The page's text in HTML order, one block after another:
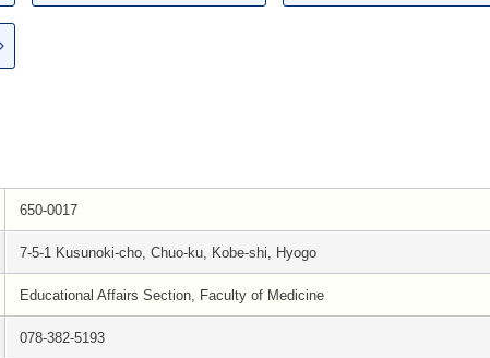
650-0017
7-5-1 Kusunoki-cho, Chuo-ku, Kobe-shi, Hyogo
Educational Affairs Section, Faculty of Medicine
078-382-5193